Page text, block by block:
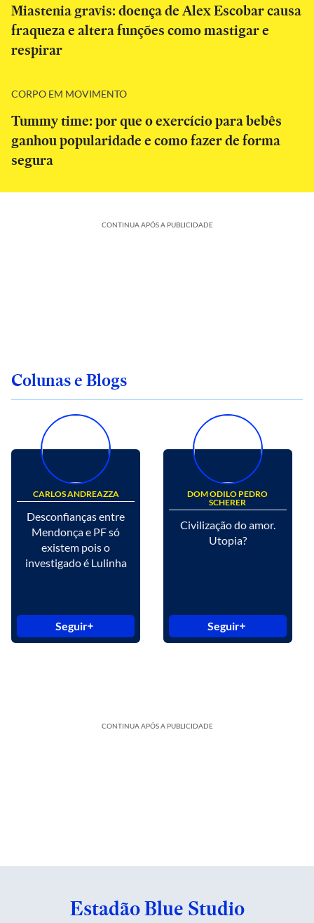
Miastenia gravis: doença de Alex Escobar causa
fraqueza e altera funções como mastigar e
respirar
CORPO EM MOVIMENTO
Tummy time: por que o exercício para bebês
ganhou popularidade e como fazer de forma
segura
CONTINUA APÓS A PUBLICIDADE
Colunas e Blogs
CARLOS ANDREAZZA
Desconfianças entre
Mendonça e PF só
existem pois o
investigado é Lulinha
Seguir
DOM ODILO PEDRO
SCHERER
Civilização do amor.
Utopia?
Seguir
CONTINUA APÓS A PUBLICIDADE
Estadão Blue Studio